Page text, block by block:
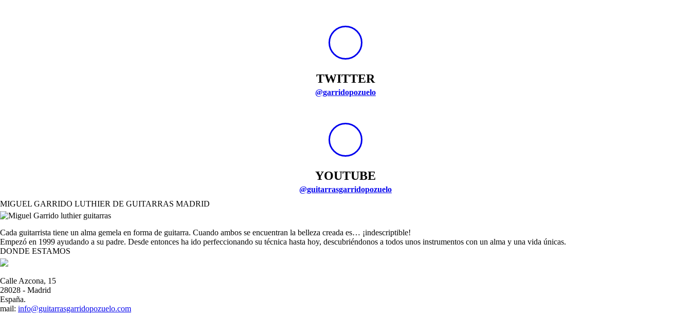
TWITTER
@garridopozuelo
YOUTUBE
@guitarrasgarridopozuelo
MIGUEL GARRIDO LUTHIER DE GUITARRAS MADRID
Cada guitarrista tiene un alma gemela en forma de guitarra. Cuando ambos se encuentran la belleza creada es… ¡indescriptible!
Empezó en 1999 ayudando a su padre. Desde entonces ha ido perfeccionando su técnica hasta hoy, descubriéndonos a todos unos instrumentos con un alma y una vida únicas.
DONDE ESTAMOS
Calle Azcona, 15
28028 - Madrid
España.
mail: info@guitarrasgarridopozuelo.com